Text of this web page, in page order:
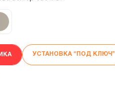
УСТАНОВКА “ПОД КЛЮЧ”